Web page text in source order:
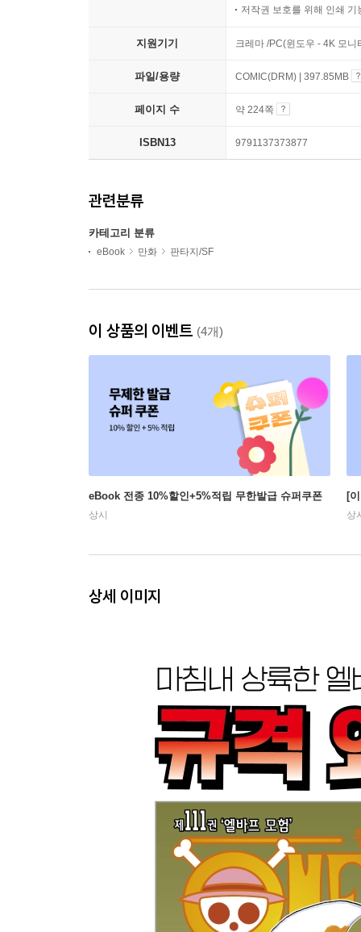
저작권 보호를 위해 인쇄 기
지원기기 크레마 /PC(윈도우 - 4K 모
파일/용량 COMIC(DRM) | 397.85MB
페이지 수 약 224쪽
ISBN13 9791137373877
관련분류
카테고리 분류
eBook 만화 판타지/SF
이 상품의 이벤트 (4개)
eBook 전종 10%할인+5%적립 무한발급 슈퍼쿠폰
상시
[
상
상세 이미지